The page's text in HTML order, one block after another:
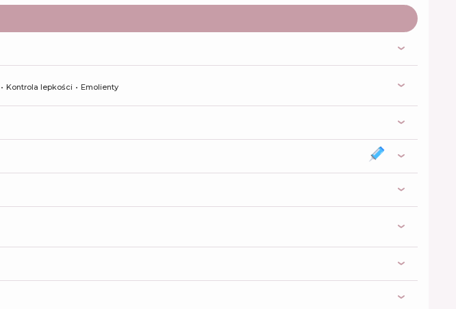
Kontrola lepkości
Emolienty